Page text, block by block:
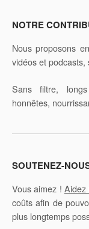
NOTRE
Nous proposons
vidéos et podcasts,
Sans filtre,
honnêtes,
SOUTENEZ-
Vous aimez ! Aidez
coûts afin de
plus longtemps